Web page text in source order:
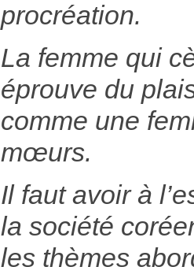
procréation.
La femme qui
éprouve du
comme une
mœurs.
Il faut avoir à
la société
les thèmes